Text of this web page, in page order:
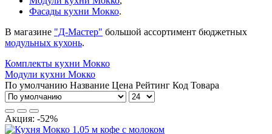
Фасады кухни Мокко.
В магазине "Д-Мастер" большой ассортимент бюджетных
модульных кухонь.
Комплекты кухни Мокко
Модули кухни Мокко
По умолчанию Название Цена Рейтинг Код Товара
Акция: -52%